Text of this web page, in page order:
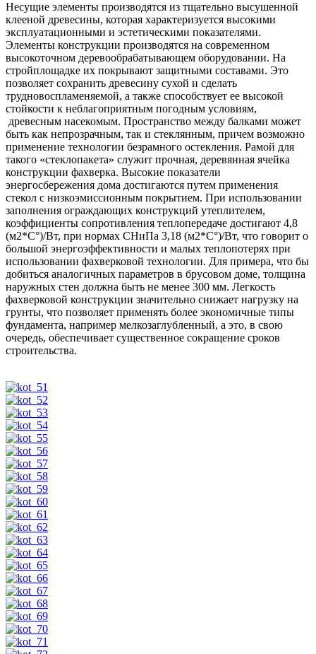
Несущие элементы производятся из тщательно высушенной
клееной древесины, которая характеризуется высокими
эксплуатационными и эстетическими показателями.
Элементы конструкции производятся на современном
высокоточном деревообрабатывающем оборудовании. На
стройплощадке их покрывают защитными составами. Это
позволяет сохранить древесину сухой и сделать
трудновоспламеняемой, а также способствует ее высокой
стойкости к неблагоприятным погодным условиям,
древесным насекомым. Пространство между балками может
быть как непрозрачным, так и стеклянным, причем возможно
применение технологии безрамного остекления. Рамой для
такого «стеклопакета» служит прочная, деревянная ячейка
конструкции фахверка. Высокие показатели
энергосбережения дома достигаются путем применения
стекол с низкоэмиссионным покрытием. При использовании
заполнения ограждающих конструкций утеплителем,
коэффициенты сопротивления теплопередаче достигают 4,8
(м2*С°)/Вт, при нормах СНиПа 3,18 (м2*С°)/Вт, что говорит о
большой энергоэффективности и малых теплопотерях при
использовании фахверковой технологии. Для примера, что бы
добиться аналогичных параметров в брусовом доме, толщина
наружных стен должна быть не менее 300 мм. Легкость
фахверковой конструкции значительно снижает нагрузку на
грунты, что позволяет применять более экономичные типы
фундамента, например мелкозаглубленный, а это, в свою
очередь, обеспечивает существенное сокращение сроков
строительства.